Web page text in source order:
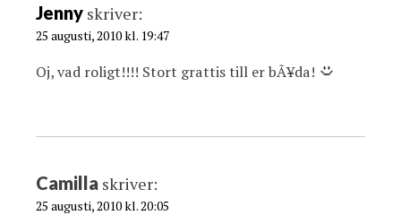
Jenny skriver:
25 augusti, 2010 kl. 19:47
Oj, vad roligt!!!! Stort grattis till er bÃ¥da!
Camilla skriver:
25 augusti, 2010 kl. 20:05